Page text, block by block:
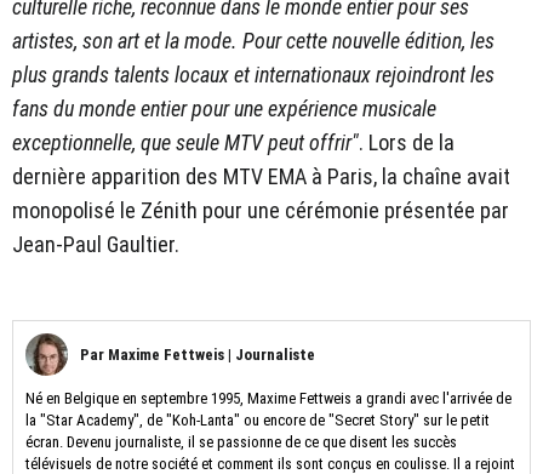
culturelle riche, reconnue dans le monde entier pour ses
artistes, son art et la mode. Pour cette nouvelle édition, les
plus grands talents locaux et internationaux rejoindront les
fans du monde entier pour une expérience musicale
exceptionnelle, que seule MTV peut offrir". Lors de la
dernière apparition des MTV EMA à Paris, la chaîne avait
monopolisé le Zénith pour une cérémonie présentée par
Jean-Paul Gaultier.
Par Maxime Fettweis | Journaliste
Né en Belgique en septembre 1995, Maxime Fettweis a grandi avec l'arrivée de
la "Star Academy", de "Koh-Lanta" ou encore de "Secret Story" sur le petit
écran. Devenu journaliste, il se passionne de ce que disent les succès
télévisuels de notre société et comment ils sont conçus en coulisse. Il a rejoint